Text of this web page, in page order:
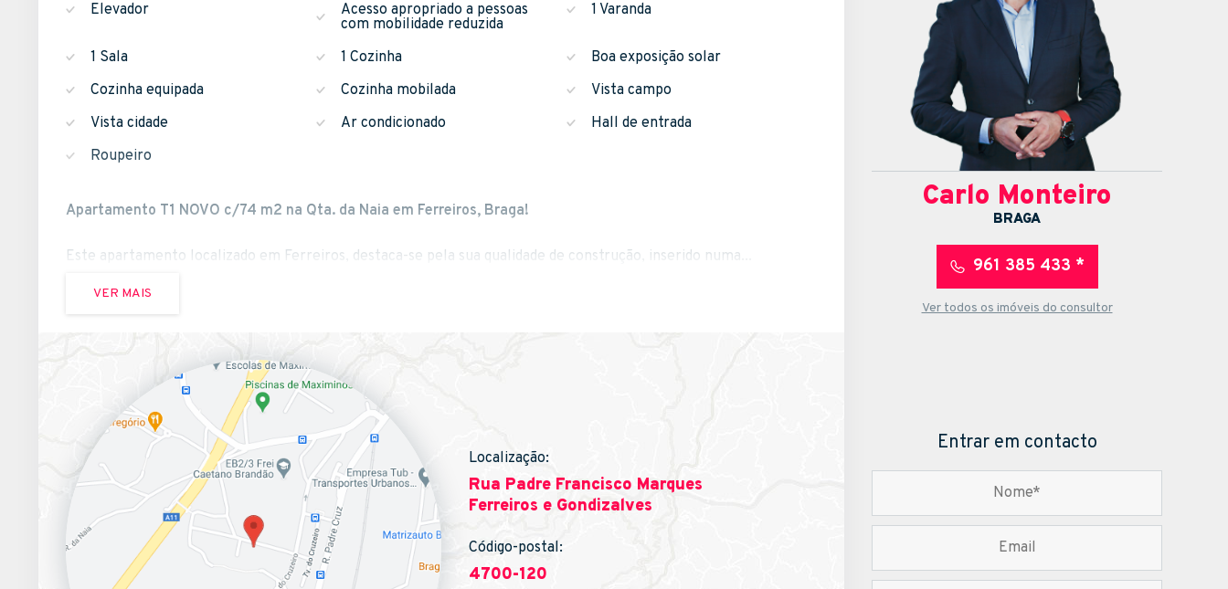
Elevador
Acesso apropriado a pessoas
com mobilidade reduzida
1 Varanda
1 Sala 1 Cozinha
Boa exposição solar
Cozinha equipada
Cozinha mobilada
Vista campo
Vista cidade
Ar condicionado
Hall de entrada
Roupeiro
Apartamento T1 NOVO c/74 m2 na Qta. da Naia em Ferreiros, Braga!
Este apartamento localizado em Ferreiros, destaca-se pela sua qualidade de construção, inserido numa...
VER MAIS
Localização:
Rua Padre Francisco Marques
Ferreiros e Gondizalves
Código-postal:
4700-120
Carlo Monteiro
BRAGA
961 385 433 *
Ver todos os imóveis do consultor
Entrar em contacto